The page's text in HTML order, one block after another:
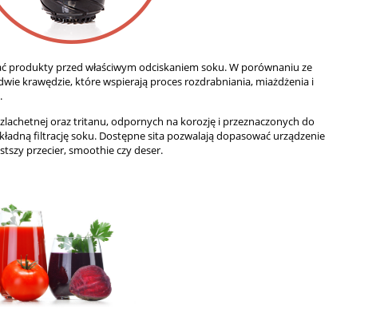
produkty przed właściwym odciskaniem soku. W porównaniu ze
krawędzie, które wspierają proces rozdrabniania, miażdżenia i
oraz tritanu, odpornych na korozję i przeznaczonych do
filtrację soku. Dostępne sita pozwalają dopasować urządzenie
przecier, smoothie czy deser.